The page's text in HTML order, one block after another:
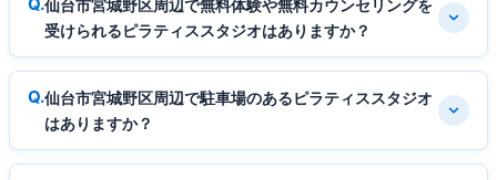
仙台市宮城野区周辺で無料体験や無料カウンセリングを
受けられるピラティススタジオはありますか？
仙台市宮城野区周辺で駐車場のあるピラティススタジオ
はありますか？